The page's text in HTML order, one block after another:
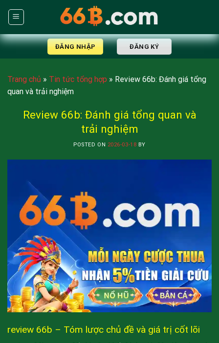
ĐĂNG NHẬP ĐĂNG KÝ
Trang chủ » Tin tức tổng hợp » Review 66b: Đánh giá tổng
quan và trải nghiệm
Review 66b: Đánh giá tổng quan và
trải nghiệm
POSTED ON 2026-03-18 BY
review 66b – Tóm lược chủ đề và giá trị cốt lõi